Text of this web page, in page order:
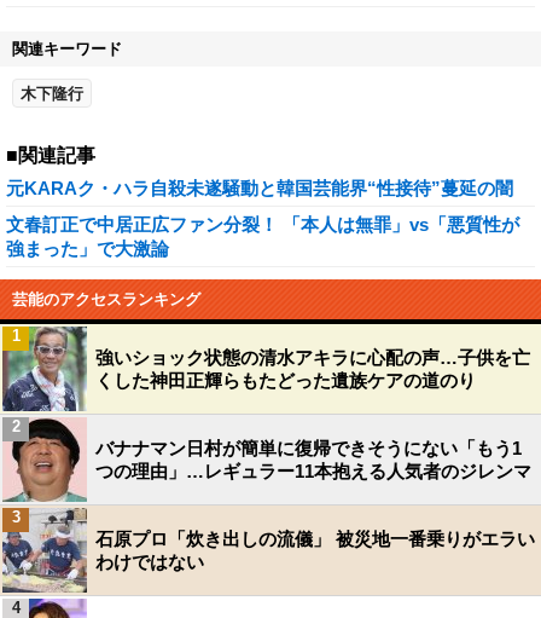
関連キーワード
木下隆行
■関連記事
元KARAク・ハラ自殺未遂騒動と韓国芸能界“性接待”蔓延の闇
文春訂正で中居正広ファン分裂！ 「本人は無罪」vs「悪質性が
強まった」で大激論
芸能のアクセスランキング
強いショック状態の清水アキラに心配の声…子供を亡
くした神田正輝らもたどった遺族ケアの道のり
1
バナナマン日村が簡単に復帰できそうにない「もう1
つの理由」…レギュラー11本抱える人気者のジレンマ
2
石原プロ「炊き出しの流儀」 被災地一番乗りがエラい
わけではない
3
4